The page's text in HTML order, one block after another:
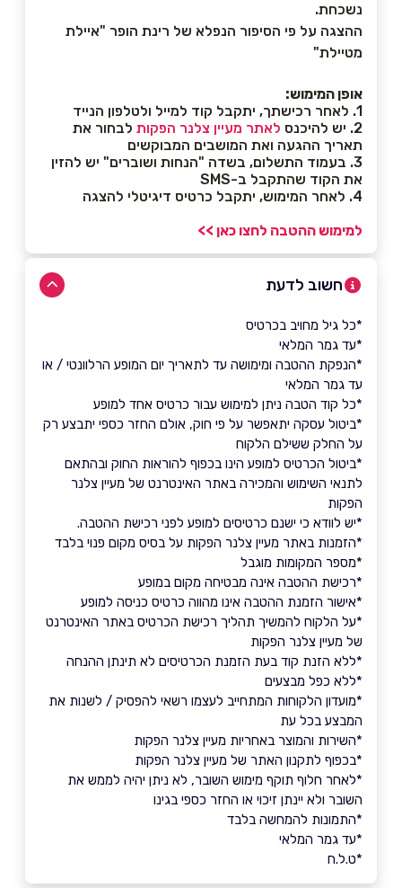
נשכחת.
ההצגה על פי הסיפור הנפלא של רינת הופר "איילת
מטיילת"
אופן המימוש:
1. לאחר רכישתך, יתקבל קוד למייל ולטלפון הנייד
2. יש להיכנס
לאתר מעיין צלנר הפקות לבחור את
תאריך ההגעה ואת המושבים המבוקשים
3. בעמוד התשלום, בשדה "הנחות ושוברים" יש להזין
את הקוד שהתקבל ב-SMS
4. לאחר המימוש, יתקבל כרטיס דיגיטלי להצגה
למימוש ההטבה לחצו כאן >>
חשוב לדעת
*כל גיל מחויב בכרטיס
*עד גמר המלאי
*הנפקת ההטבה ומימושה עד לתאריך יום המופע הרלוונטי / או
עד גמר המלאי
*כל קוד הטבה ניתן למימוש עבור כרטיס אחד למופע
*ביטול עסקה יתאפשר על פי חוק, אולם החזר כספי יתבצע רק
על החלק ששילם הלקוח
*ביטול הכרטיס למופע הינו בכפוף להוראות החוק ובהתאם
לתנאי השימוש והמכירה באתר האינטרנט של מעיין צלנר
הפקות
*יש לוודא כי ישנם כרטיסים למופע לפני רכישת ההטבה.
*הזמנות באתר מעיין צלנר הפקות על בסיס מקום פנוי בלבד
*מספר המקומות מוגבל
*רכישת ההטבה אינה מבטיחה מקום במופע
*אישור הזמנת ההטבה אינו מהווה כרטיס כניסה למופע
*על הלקוח להמשיך תהליך רכישת הכרטיס באתר האינטרנט
של מעיין צלנר הפקות
*ללא הזנת קוד בעת הזמנת הכרטיסים לא תינתן ההנחה
*ללא כפל מבצעים
*מועדון הלקוחות המתחייב לעצמו רשאי להפסיק / לשנות את
המבצע בכל עת
*השירות והמוצר באחריות מעיין צלנר הפקות
*בכפוף לתקנון האתר של מעיין צלנר הפקות
*לאחר חלוף תוקף מימוש השובר, לא ניתן יהיה לממש את
השובר ולא יינתן זיכוי או החזר כספי בגינו
*התמונות להמחשה בלבד
*עד גמר המלאי
*ט.ל.ח